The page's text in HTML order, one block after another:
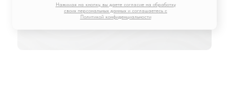
Нажимая на кнопку, вы даете согласие на обработку
своих персональных данных и соглашаетесь с
Политикой конфиденциальности